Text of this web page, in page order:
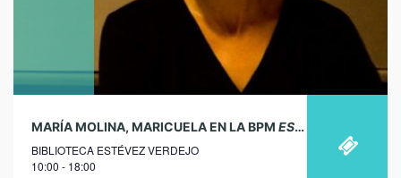
MARÍA MOLINA, MARICUELA EN LA BPM ESTÉVEZ VERDEJO
BIBLIOTECA ESTÉVEZ VERDEJO
10:00 - 18:00